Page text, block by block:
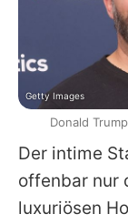
Der intime
offenbar nur
luxuriösen
Getty Images
Donald